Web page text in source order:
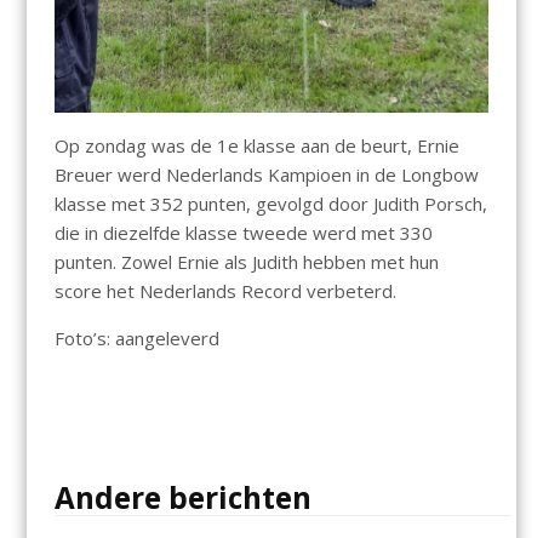
Op zondag was de 1e klasse aan de beurt, Ernie
Breuer werd Nederlands Kampioen in de Longbow
klasse met 352 punten, gevolgd door Judith Porsch,
die in diezelfde klasse tweede werd met 330
punten. Zowel Ernie als Judith hebben met hun
score het Nederlands Record verbeterd.
Foto’s: aangeleverd
Andere berichten